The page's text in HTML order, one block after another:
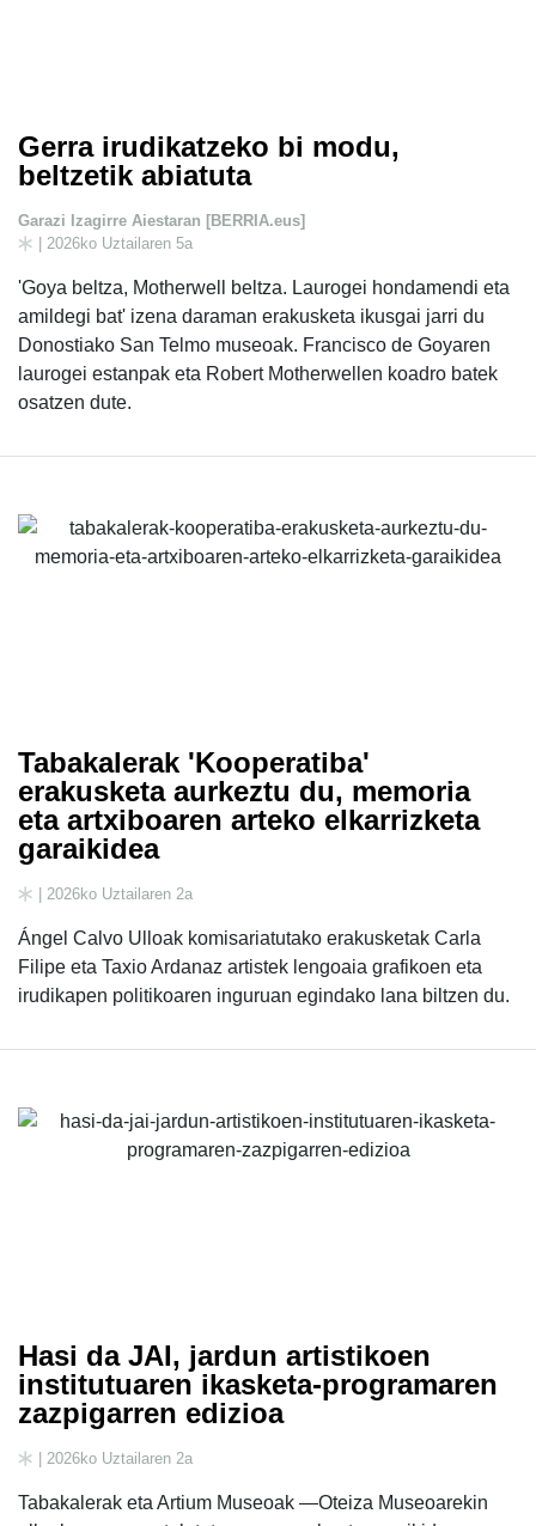
Gerra irudikatzeko bi modu,
beltzetik abiatuta
Garazi Izagirre Aiestaran [BERRIA.eus]
| 2026ko Uztailaren 5a
'Goya beltza, Motherwell beltza. Laurogei hondamendi eta
amildegi bat' izena daraman erakusketa ikusgai jarri du
Donostiako San Telmo museoak. Francisco de Goyaren
laurogei estanpak eta Robert Motherwellen koadro batek
osatzen dute.
Tabakalerak 'Kooperatiba'
erakusketa aurkeztu du, memoria
eta artxiboaren arteko elkarrizketa
garaikidea
| 2026ko Uztailaren 2a
Ángel Calvo Ulloak komisariatutako erakusketak Carla
Filipe eta Taxio Ardanaz artistek lengoaia grafikoen eta
irudikapen politikoaren inguruan egindako lana biltzen du.
Hasi da JAI, jardun artistikoen
institutuaren ikasketa-programaren
zazpigarren edizioa
| 2026ko Uztailaren 2a
Tabakalerak eta Artium Museoak —Oteiza Museoarekin